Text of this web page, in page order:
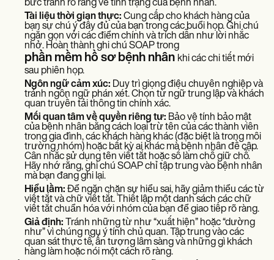
bức tranh rõ ràng về tình trạng của bệnh nhân.
Tài liệu thời gian thực: Cung cấp cho khách hàng của
bạn sự chú ý đầy đủ của bạn trong các buổi họp. Ghi chú
ngắn gọn với các điểm chính và trích dẫn như lời nhắc
nhở. Hoàn thành ghi chú SOAP trong
phần mềm hồ sơ bệnh nhân khi các chi tiết mới
sau phiên họp.
Ngôn ngữ cảm xúc: Duy trì giọng điệu chuyên nghiệp và
tránh ngôn ngữ phán xét. Chọn từ ngữ trung lập và khách
quan truyền tải thông tin chính xác.
Mối quan tâm về quyền riêng tư: Bảo vệ tính bảo mật
của bệnh nhân bằng cách loại trừ tên của các thành viên
trong gia đình, các khách hàng khác (đặc biệt là trong môi
trường nhóm) hoặc bất kỳ ai khác mà bệnh nhân đề cập.
Cân nhắc sử dụng tên viết tắt hoặc số làm chỗ giữ chỗ.
Hãy nhớ rằng, ghi chú SOAP chỉ tập trung vào bệnh nhân
mà bạn đang ghi lại.
Hiểu lầm: Để ngăn chặn sự hiểu sai, hãy giảm thiểu các từ
viết tắt và chữ viết tắt. Thiết lập một danh sách các chữ
viết tắt chuẩn hóa với nhóm của bạn để giao tiếp rõ ràng.
Giả định: Tránh những từ như “xuất hiện” hoặc “dường
như” vì chúng ngụ ý tính chủ quan. Tập trung vào các
quan sát thực tế, ấn tượng lâm sàng và những gì khách
hàng làm hoặc nói một cách rõ ràng.